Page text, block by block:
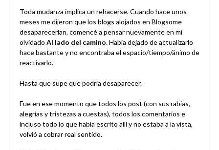
Toda mudanza implica un rehacerse. Cuando hace unos
meses me dijeron que los blogs alojados en Blogsome
desaparecerían, comencé a pensar nuevamente en mi
olvidado Al lado del camino. Había dejado de actualizarlo
hace bastante y no encontraba el espacio/tiempo/ánimo de
reactivarlo.
Hasta que supe que podría desaparecer.
Fue en ese momento que todos los post (con sus rabias,
alegrías y tristezas a cuestas), todos los comentarios e
incluso todo lo que había escrito allí y no estaba a la vista,
volvió a cobrar real sentido.